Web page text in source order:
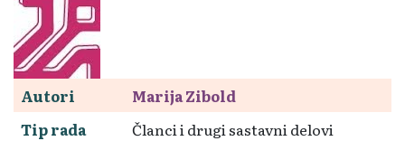
Autori
Marija Zibold
Tip rada
Članci i drugi sastavni delovi